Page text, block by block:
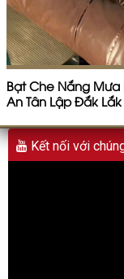
Bạt Che Nắng Mưa
An Tân Lập Đắk Lắk
Kết nối với